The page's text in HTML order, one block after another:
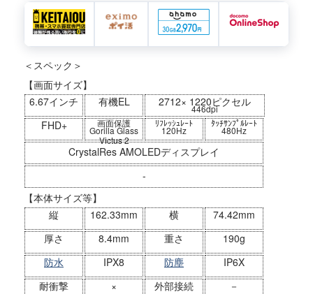
＜スペック＞
【画面サイズ】
6.67インチ
有機EL 2712× 1220ピクセル
446dpi
FHD+ 画面保護
Gorilla Glass
Victus 2
ﾘﾌﾚｯｼｭﾚｰﾄ
120Hz
ﾀｯﾁｻﾝﾌﾟﾙﾚｰﾄ
480Hz
CrystalRes AMOLEDディスプレイ
-
【本体サイズ等】
縦
162.33mm 横
74.42mm
厚さ
8.4mm 重さ
190g
防水
IPX8 防塵
IP6X
耐衝撃
× 外部接続 －